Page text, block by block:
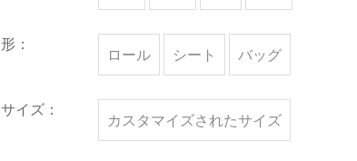
形：
ロール シート バッグ
サイズ：
カスタマイズされたサイズ